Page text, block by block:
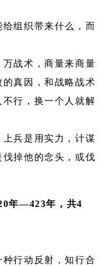
组织带来什么，而
战术，商量来商量
真因，和战略战术
行，换一个人就解
上兵是用实力，计谋
掉他的念头，或伐
年—423年，共4
行动反射，知行合